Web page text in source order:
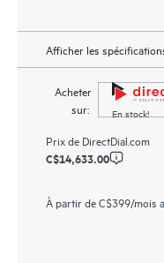
Afficher les
Acheter
sur:
En stock!
Prix de DirectDial.com
C$14,633.00
À partir deC$399/mois